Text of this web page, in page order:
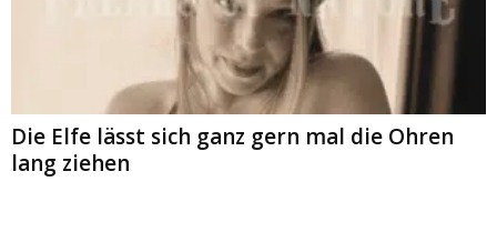
Die Elfe lässt sich ganz gern mal die Ohren
lang ziehen